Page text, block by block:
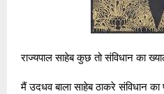
राज्यपाल साहेब कुछ तो संविधान का
मैं उदधव बाला साहेब ठाकरे संविधान